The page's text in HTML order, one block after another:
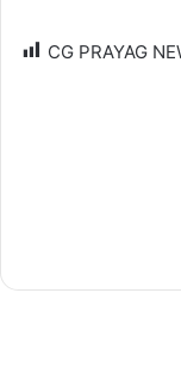
CG PRAYAG